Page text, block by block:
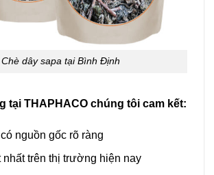
Chè dây sapa tại Bình Định
tại THAPHACO chúng tôi cam kết:
nguồn gốc rõ ràng
nhất trên thị trường hiện nay